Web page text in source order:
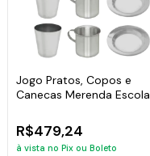
Jogo Pratos, Copos e
Canecas Merenda Escola
R$479,24
à vista no Pix ou Boleto